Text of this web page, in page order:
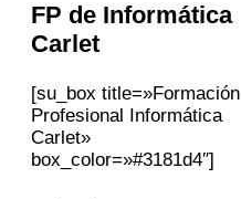
FP de Informática
Carlet
[su_box title=»Formación
Profesional Informática
Carlet»
box_color=»#3181d4″]